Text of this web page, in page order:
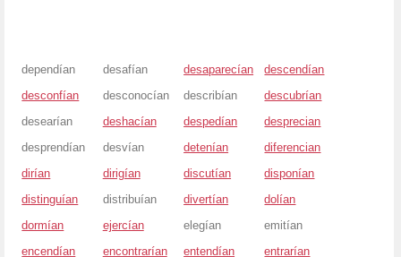
dependían desafían desaparecían
descendían
desconfían
desconocían describían
descubrían
desearían
deshacían despedían
desprecian
desprendían
desvían detenían
diferencian
dirían
dirigían discutían
disponían
distinguían
distribuían divertían
dolían
dormían
ejercían elegían
emitían
encendían
encontrarían entendían
entrarían